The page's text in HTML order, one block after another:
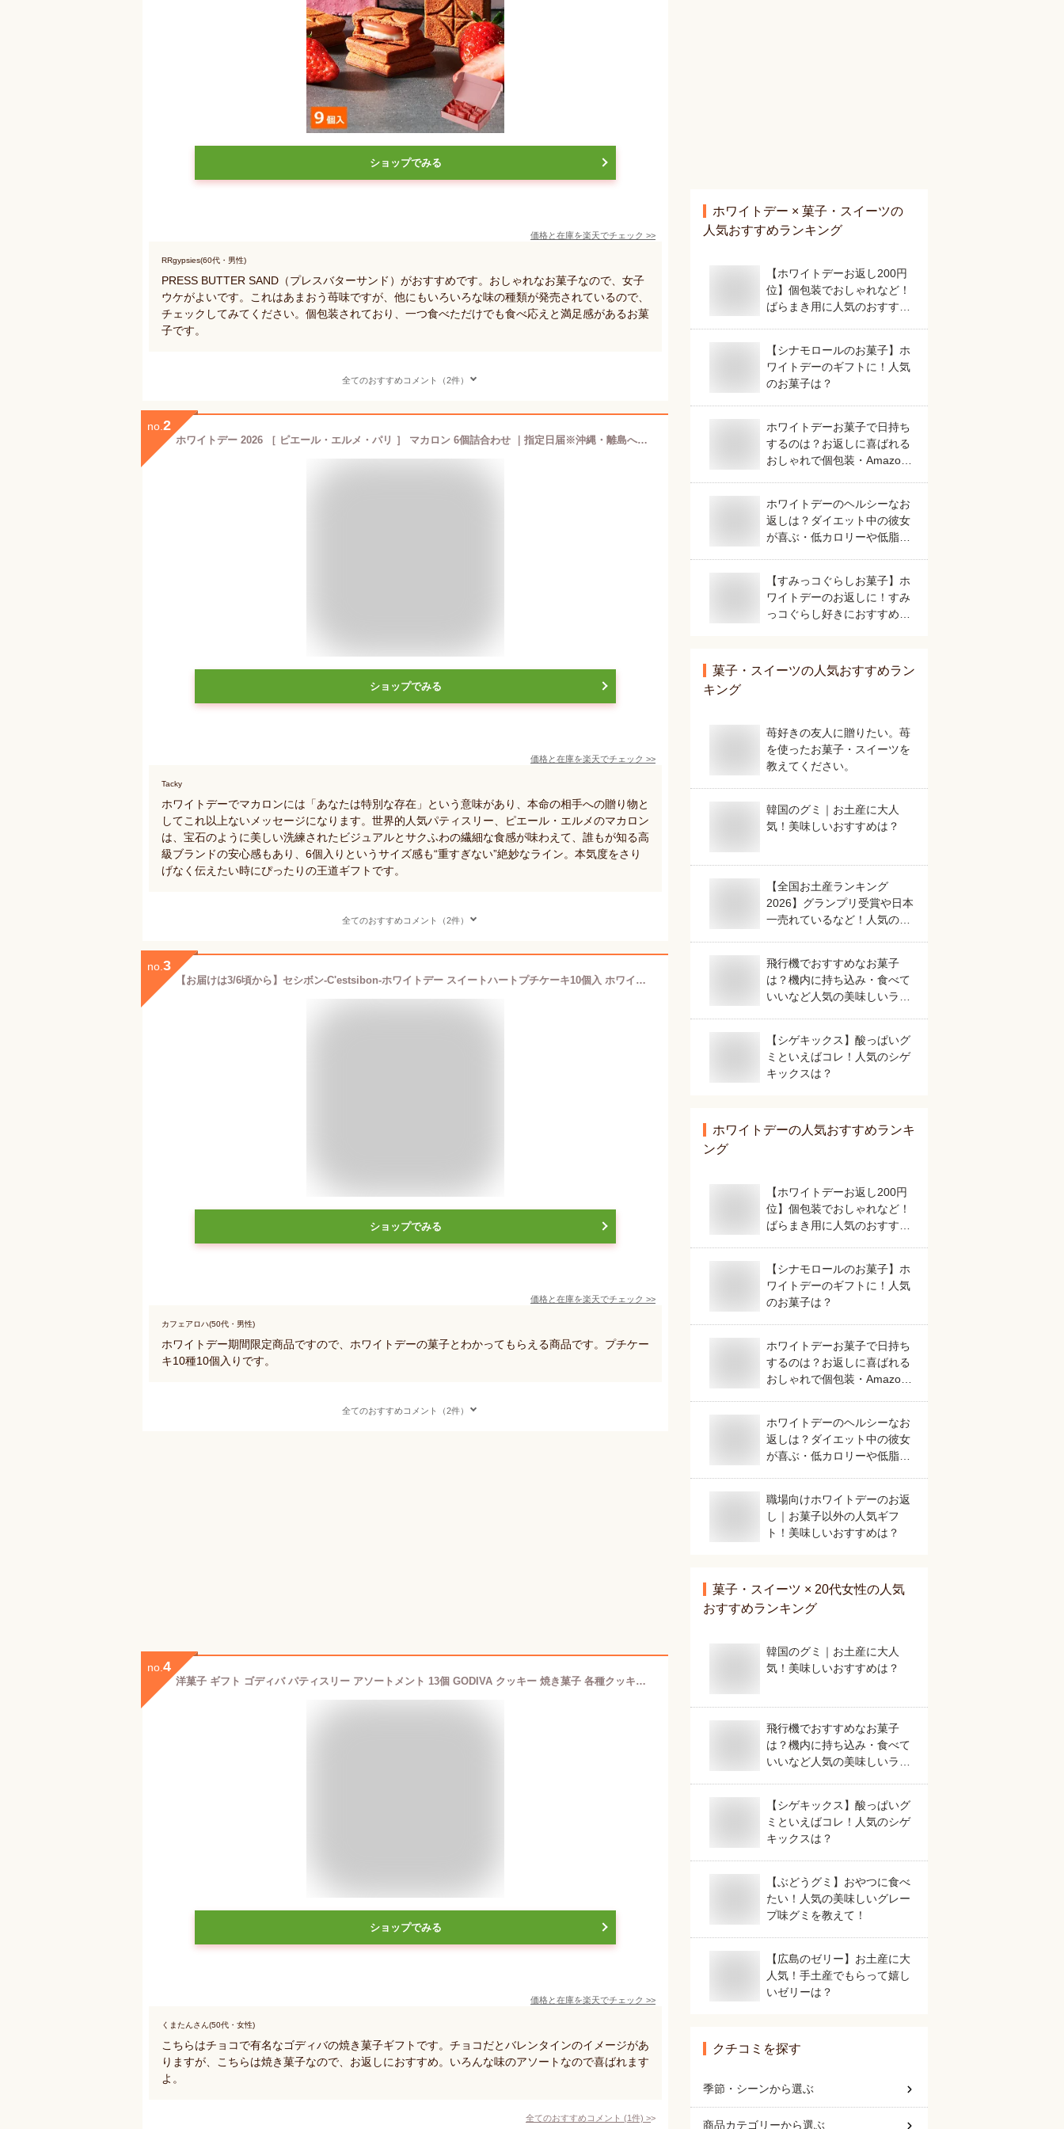
ショップでみる
価格と在庫を楽天でチェック >>
RRgypsies(60代・男性)
PRESS BUTTER SAND（プレスバターサンド）がおすすめです。おしゃれなお菓子なので、女子
ウケがよいです。これはあまおう苺味ですが、他にもいろいろな味の種類が発売されているので、
チェックしてみてください。個包装されており、一つ食べただけでも食べ応えと満足感があるお菓
子です。
全てのおすすめコメント（2件）
no. 2
ホワイトデー 2026 ［ ピエール・エルメ・パリ ］ マカロン 6個詰合わせ ｜指定日届※沖縄・離島へは届不可(WD)
ショップでみる
価格と在庫を楽天でチェック >>
Tacky
ホワイトデーでマカロンには「あなたは特別な存在」という意味があり、本命の相手への贈り物と
してこれ以上ないメッセージになります。世界的人気パティスリー、ピエール・エルメのマカロン
は、宝石のように美しい洗練されたビジュアルとサクふわの繊細な食感が味わえて、誰もが知る高
級ブランドの安心感もあり、6個入りというサイズ感も“重すぎない”絶妙なライン。本気度をさり
げなく伝えたい時にぴったりの王道ギフトです。
全てのおすすめコメント（2件）
no. 3
【お届けは3/6頃から】セシボン-C'estsibon-ホワイトデー スイートハートプチケーキ10個入 ホワイトデー 義理チョコ バレンタイン 義理返し お返し タルト プチフール 義理 プレゼント ギフト お取り寄せ 冷蔵 船橋屋 遅れてごめんね 送料無料 ホワイトデー限定スイーツ
ショップでみる
価格と在庫を楽天でチェック >>
カフェアロハ(50代・男性)
ホワイトデー期間限定商品ですので、ホワイトデーの菓子とわかってもらえる商品です。プチケー
キ10種10個入りです。
全てのおすすめコメント（2件）
no. 4
洋菓子 ギフト ゴディバ パティスリー アソートメント 13個 GODIVA クッキー 焼き菓子 各種クッキー 焼き菓子セット 菓子折り 内祝い 退職 個包装 お返し 結婚 出産 香典返し 快気 お供え 小分け 祝い ギフト バレンタイン 2026 ホワイトデー お返し
ショップでみる
価格と在庫を楽天でチェック >>
くまたんさん(50代・女性)
こちらはチョコで有名なゴディバの焼き菓子ギフトです。チョコだとバレンタインのイメージがあ
りますが、こちらは焼き菓子なので、お返しにおすすめ。いろんな味のアソートなので喜ばれます
よ。
全てのおすすめコメント (1件) >
ホワイトデー × 菓子・スイーツの
人気おすすめランキング
【ホワイトデーお返し200円
位】個包装でおしゃれなど！
ばらまき用に人気のおすすめ
【シナモロールのお菓子】ホ
ワイトデーのギフトに！人気
のお菓子は？
ホワイトデーお菓子で日持ち
するのは？お返しに喜ばれる
おしゃれで個包装・Amazon
ホワイトデーのヘルシーなお
返しは？ダイエット中の彼女
が喜ぶ・低カロリーや低脂質
【すみっコぐらしお菓子】ホ
ワイトデーのお返しに！すみ
っコぐらし好きにおすすめな
菓子・スイーツの人気おすすめラン
キング
苺好きの友人に贈りたい。苺
を使ったお菓子・スイーツを
教えてください。
韓国のグミ｜お土産に大人
気！美味しいおすすめは？
【全国お土産ランキング
2026】グランプリ受賞や日本
一売れているなど！人気のご
飛行機でおすすめなお菓子
は？機内に持ち込み・食べて
いいなど人気の美味しいラン
【シゲキックス】酸っぱいグ
ミといえばコレ！人気のシゲ
キックスは？
ホワイトデーの人気おすすめランキ
ング
【ホワイトデーお返し200円
位】個包装でおしゃれなど！
ばらまき用に人気のおすすめ
【シナモロールのお菓子】ホ
ワイトデーのギフトに！人気
のお菓子は？
ホワイトデーお菓子で日持ち
するのは？お返しに喜ばれる
おしゃれで個包装・Amazon
ホワイトデーのヘルシーなお
返しは？ダイエット中の彼女
が喜ぶ・低カロリーや低脂質
職場向けホワイトデーのお返
し｜お菓子以外の人気ギフ
ト！美味しいおすすめは？
菓子・スイーツ × 20代女性の人気
おすすめランキング
韓国のグミ｜お土産に大人
気！美味しいおすすめは？
飛行機でおすすめなお菓子
は？機内に持ち込み・食べて
いいなど人気の美味しいラン
【シゲキックス】酸っぱいグ
ミといえばコレ！人気のシゲ
キックスは？
【ぶどうグミ】おやつに食べ
たい！人気の美味しいグレー
プ味グミを教えて！
【広島のゼリー】お土産に大
人気！手土産でもらって嬉し
いゼリーは？
クチコミを探す
季節・シーンから選ぶ
商品カテゴリーから選ぶ